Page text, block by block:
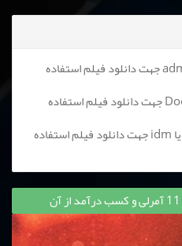
در گوشی های اندروید از برنامه adm جهت دانلود فیلم استفاده
در گوشی ios از برنامه Documents جهت دانلود فیلم استفاده
در کامپیوتر از برنامه Flash Get یا idm جهت دانلود فیلم استفاده